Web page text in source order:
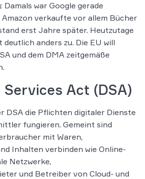
Damals war Google gerade
Amazon verkaufte vor allem Bücher
erst Jahre später. Heutzutage
anders zu. Die EU will
und dem DMA zeitgemäße
Services Act (DSA)
DSA die Pflichten digitaler Dienste
fungieren. Gemeint sind
mit Waren,
Inhalten verbinden wie Online-
Netzwerke,
und Betreiber von Cloud- und